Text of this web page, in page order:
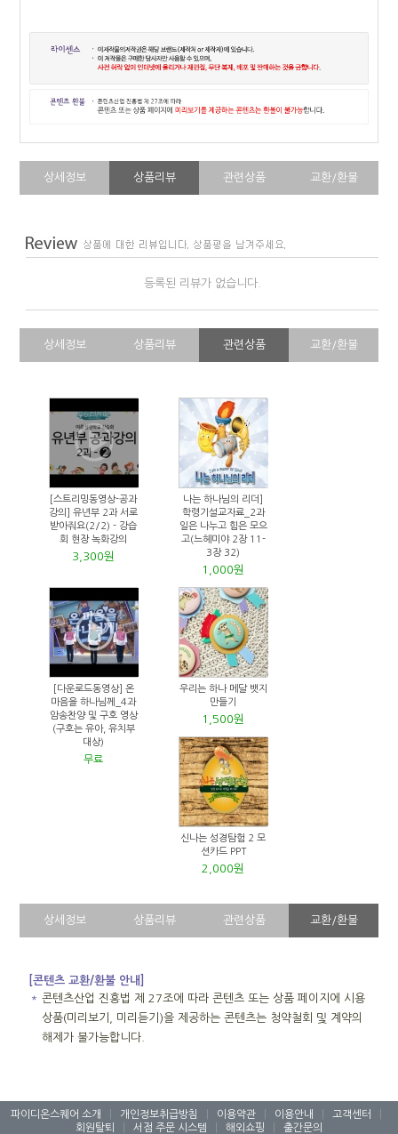
상세정보 상품리뷰 관련상품 교환/환불
등록된 리뷰가 없습니다.
상세정보 상품리뷰 관련상품 교환/환불
[스트리밍동영상-공과
강의] 유년부 2과 서로
받아줘요(2/2) - 강습
회 현장 녹화강의
3,300원
나는 하나님의 리더]
학령기설교자료_2과
일은 나누고 힘은 모으
고(느헤미야 2장 11-
3장 32)
1,000원
[다운로드동영상] 온
마음을 하나님께_4과
암송찬양 및 구호 영상
(구호는 유아, 유치부
대상)
무료
우리는 하나 메달 뱃지
만들기
1,500원
신나는 성경탐험 2 모
션카드 PPT
2,000원
상세정보 상품리뷰 관련상품 교환/환불
[콘텐츠 교환/환불 안내]
＊ 콘텐츠산업 진흥법 제 27조에 따라 콘텐츠 또는 상품 페이지에 시용
상품(미리보기, 미리듣기)을 제공하는 콘텐츠는 청약철회 및 계약의
해제가 불가능합니다.
파이디온스퀘어 소개 개인정보취급방침 이용약관 이용안내 고객센터
회원탈퇴
서점 주문 시스템 해외쇼핑 출간문의